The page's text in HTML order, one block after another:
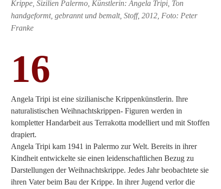
Krippe, Sizilien Palermo, Künstlerin: Angela Tripi, Ton
handgeformt, gebrannt und bemalt, Stoff, 2012, Foto: Peter
Franke
16
Angela Tripi ist eine sizilianische Krippenkünstlerin. Ihre
naturalistischen Weihnachtskrippen- Figuren werden in
kompletter Handarbeit aus Terrakotta modelliert und mit Stoffen
drapiert.
Angela Tripi kam 1941 in Palermo zur Welt. Bereits in ihrer
Kindheit entwickelte sie einen leidenschaftlichen Bezug zu
Darstellungen der Weihnachtskrippe. Jedes Jahr beobachtete sie
ihren Vater beim Bau der Krippe. In ihrer Jugend verlor die